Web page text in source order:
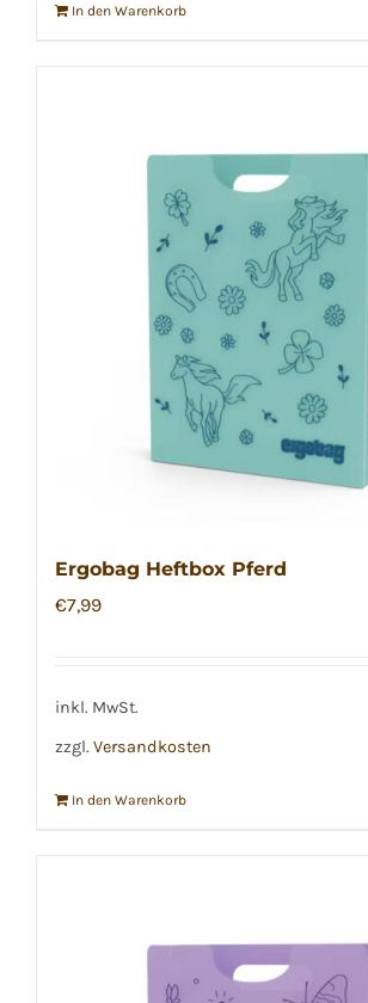
In den Warenkorb
Ergobag Heftbox Pferd
€7,99
inkl. MwSt.
zzgl. Versandkosten
In den Warenkorb